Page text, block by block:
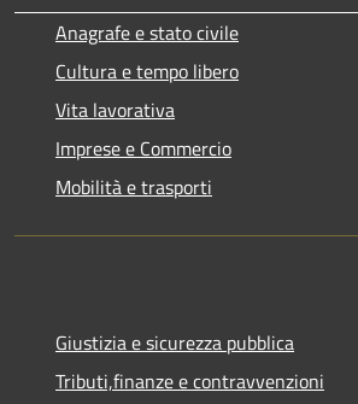
Anagrafe e stato civile
Cultura e tempo libero
Vita lavorativa
Imprese e Commercio
Mobilità e trasporti
Giustizia e sicurezza pubblica
Tributi,finanze e contravvenzioni